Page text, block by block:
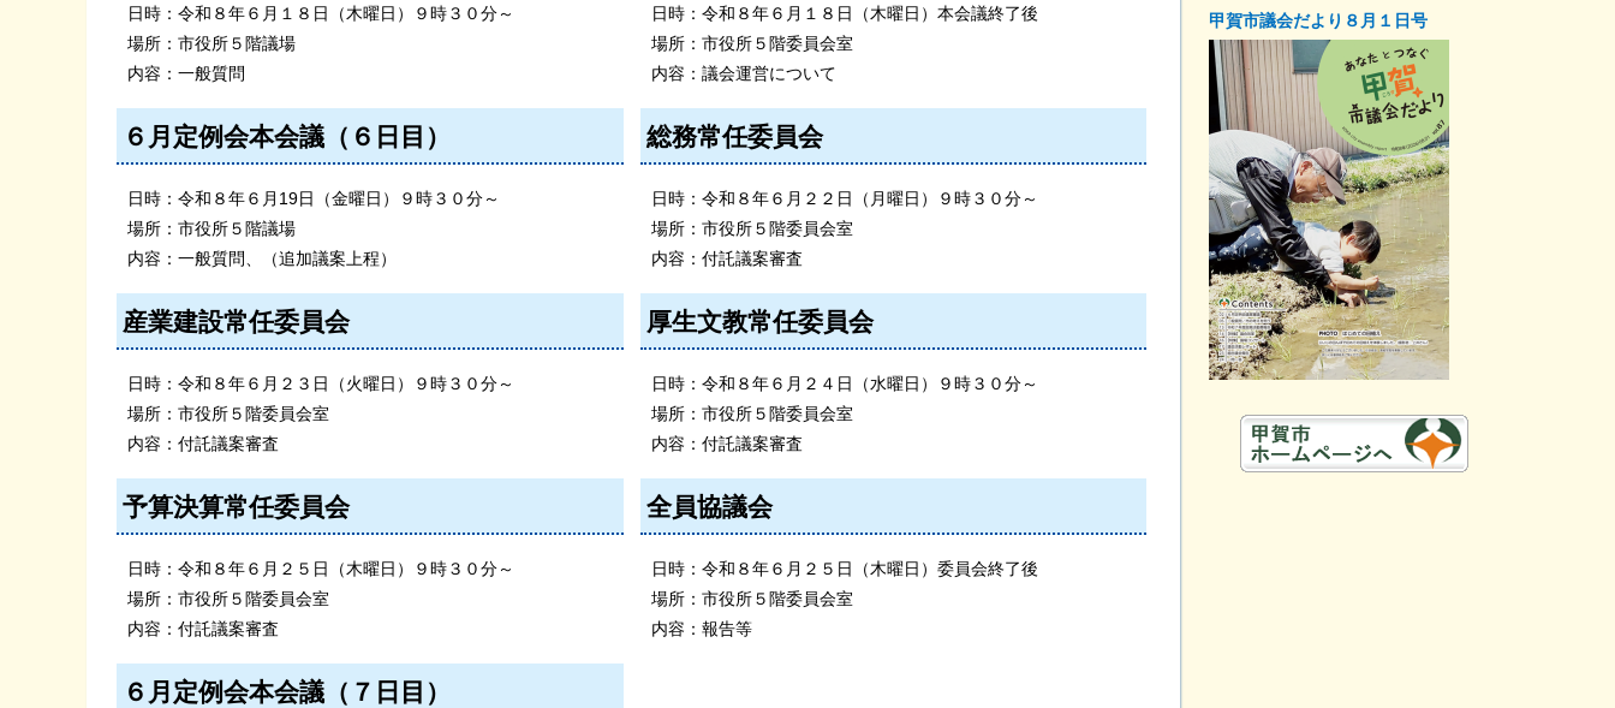
日時：令和８年６月１８日（木曜日）９時３０分～
場所：市役所５階議場
内容：一般質問
日時：令和８年６月１８日（木曜日）本会議終了後
場所：市役所５階委員会室
内容：議会運営について
６月定例会本会議（６日目）
日時：令和８年６月19日（金曜日）９時３０分～
場所：市役所５階議場
内容：一般質問、（追加議案上程）
総務常任委員会
日時：令和８年６月２２日（月曜日）９時３０分～
場所：市役所５階委員会室
内容：付託議案審査
産業建設常任委員会
日時：令和８年６月２３日（火曜日）９時３０分～
場所：市役所５階委員会室
内容：付託議案審査
厚生文教常任委員会
日時：令和８年６月２４日（水曜日）９時３０分～
場所：市役所５階委員会室
内容：付託議案審査
予算決算常任委員会
日時：令和８年６月２５日（木曜日）９時３０分～
場所：市役所５階委員会室
内容：付託議案審査
全員協議会
日時：令和８年６月２５日（木曜日）委員会終了後
場所：市役所５階委員会室
内容：報告等
６月定例会本会議（７日目）
甲賀市議会だより８月１日号